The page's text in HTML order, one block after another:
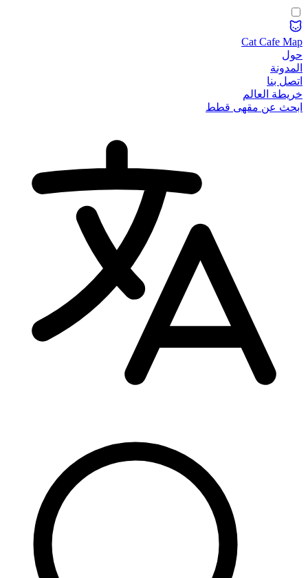
Cat Cafe Map
حول
المدونة
اتصل بنا
خريطة العالم
ابحث عن مقهى قطط